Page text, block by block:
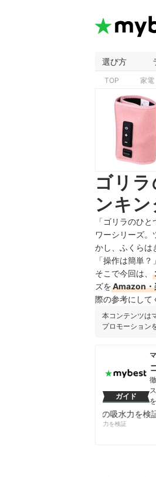
選び方
TOP 家電
ゴリ
ンキ
「ゴリラのひ
ワーシリーズ
かし、ふくらは
「操作は簡単
そこで今回は、
ズをAmazon・
際の参考にして
本コンテンツは
プロモーション
ガイド
柔軟剤の吸水力を検証